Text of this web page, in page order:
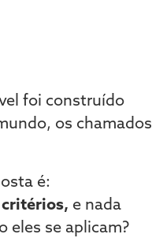
foi construído
os chamados
é:
e nada
eles se aplicam?